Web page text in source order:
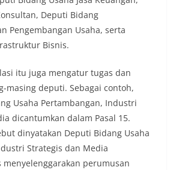
Deputi Bidang
Pengembangan Usaha, serta
Bisnis.
itu juga mengatur tugas dan
masing deputi. Sebagai contoh,
Usaha Pertambangan, Industri
dicantumkan dalam Pasal 15.
dinyatakan Deputi Bidang Usaha
Strategis dan Media
menyelenggarakan perumusan